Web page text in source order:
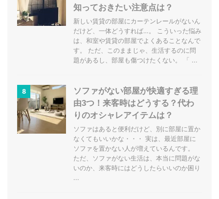
知っておきたい注意点は？
新しい賃貸の部屋にカーテンレールがないん
だけど、一体どうすれば…。 こういった悩み
は、和室や賃貸の部屋でよくあることなんで
す。 ただ、このままじゃ、生活するのに問
題があるし、部屋も傷つけたくない。 「 ...
8
ソファがない部屋が快適すぎる理
由3つ！来客時はどうする？代わ
りのオシャレアイテムは？
ソファはあると便利だけど、別に部屋に置か
なくてもいいかな・・・ 実は、最近部屋に
ソファを置かない人が増えているんです。
ただ、ソファがない生活は、本当に問題がな
いのか、来客時にはどうしたらいいのか困り
...